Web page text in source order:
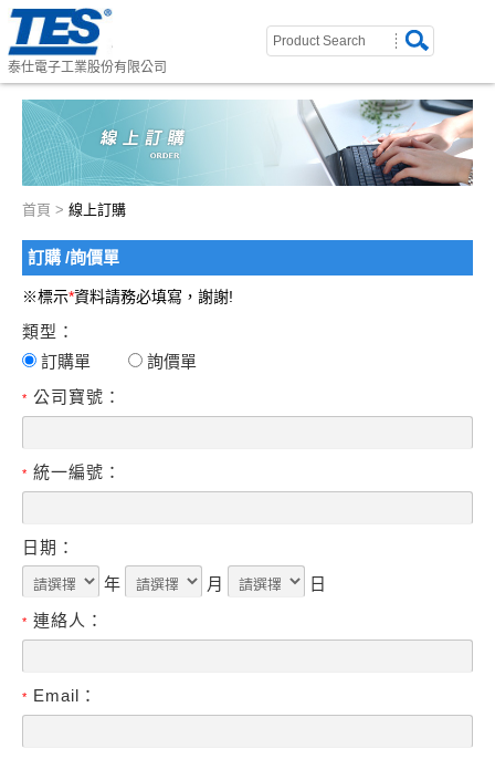
泰仕電子工業股份有限公司
首頁 > 線上訂購
訂購 /詢價單
※標示*資料請務必填寫，謝謝!
類型：
訂購單
詢價單
* 公司寶號：
* 統一編號：
日期：
年
月 日
* 連絡人：
* Email：